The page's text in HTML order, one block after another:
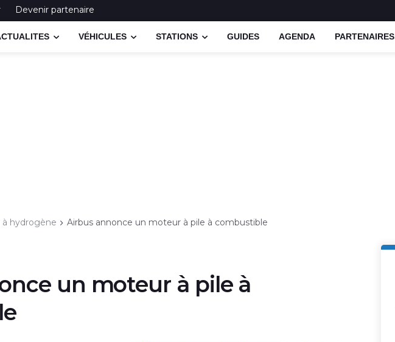
Devenir partenaire
VÉHICULES STATIONS GUIDES AGENDA PARTENAIRES
à hydrogène Airbus annonce un moteur à pile à combustible
un moteur à pile à